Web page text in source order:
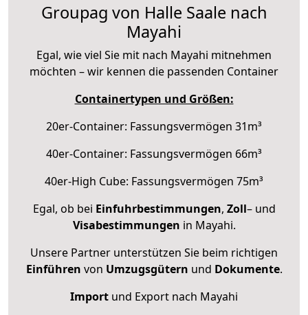
Groupag von Halle Saale nach
Mayahi
Egal, wie viel Sie mit nach Mayahi mitnehmen
möchten – wir kennen die passenden Container
Containertypen und Größen:
20er-Container: Fassungsvermögen 31m³
40er-Container: Fassungsvermögen 66m³
40er-High Cube: Fassungsvermögen 75m³
Egal, ob bei Einfuhrbestimmungen, Zoll– und
Visabestimmungen in Mayahi.
Unsere Partner unterstützen Sie beim richtigen
Einführen von Umzugsgütern und Dokumente.
Import und Export nach Mayahi